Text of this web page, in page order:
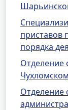
приставов
порядка
Отделение
Отделение